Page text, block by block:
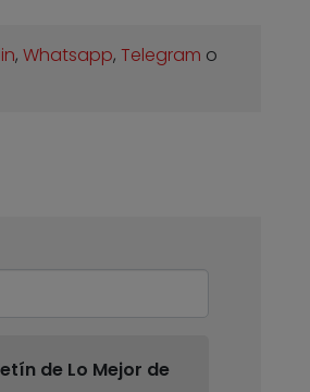
,Whatsapp,Telegram o
de Lo Mejor de